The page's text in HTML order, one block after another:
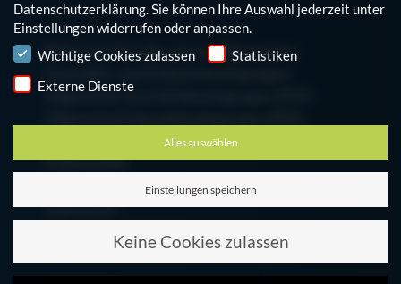
Bitte beachten Sie unsere Allgemeinen
Allgemeine Geschäftsbedingungen (PDF)
Datenschutz
Cookie-Einstellungen bearbeiten
Impressum
Finanzinformationen der Schumag AG
Datenschutzerklärung.Sie können Ihre Auswahl jederzeit unter
Einstellungenwiderrufen oder anpassen.
Hinweis auf den Einsatz von Cookies
Wichtige Cookies zulassen
Statistiken
Externe Dienste
Alles auswählen
Einstellungen speichern
Keine Cookies zulassen